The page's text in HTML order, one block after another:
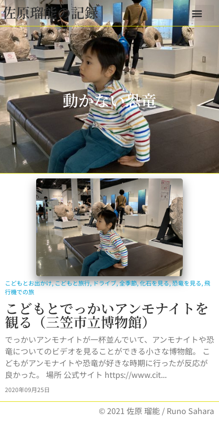
佐原瑠能の記録
動かない恐竜
こどもとお出かけ,こどもと旅行,ドライブ,全季節,化石を見る,恐竜を見る,飛
行機での旅
こどもとでっかいアンモナイトを
観る（三笠市立博物館）
でっかいアンモナイトが一杯並んでいて、アンモナイトや恐
竜についてのビデオを見ることができる小さな博物館。 こ
どもがアンモナイトや恐竜が好きな時期に行ったが反応が
良かった。 場所 公式サイト https://www.cit...
2020年09月25日
© 2021 佐原 瑠能 / Runo Sahara